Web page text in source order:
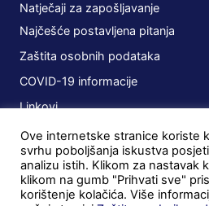
Natječaji za zapošljavanje
Najčešće postavljena pitanja
Zaštita osobnih podataka
COVID-19 informacije
Linkovi
Planovi
Javna nabava
Ugovori
Ove internetske stranice koriste
svrhu poboljšanja iskustva
analizu istih. Klikom za nastavak
klikom na gumb "Prihvati sve"
korištenje kolačića. Više